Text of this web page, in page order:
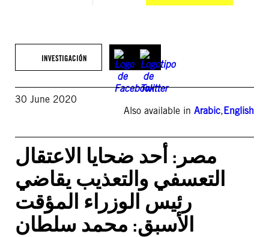
INVESTIGACIÓN
30 June 2020
Also available in Arabic,English
مصر: أحد ضحايا الاعتقال
التعسفي والتعذيب يقاضي
رئيس الوزراء المؤقت
الأسبق: محمد سلطان